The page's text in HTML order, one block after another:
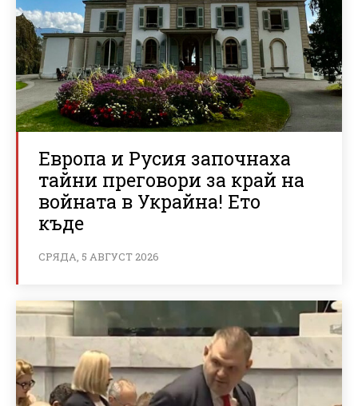
Европа и Русия започнаха
тайни преговори за край на
войната в Украйна! Ето
къде
СРЯДА, 5 АВГУСТ 2026